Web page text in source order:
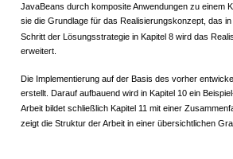
JavaBeans durch komposite Anwendungen zu einem
sie die Grundlage für das Realisierungskonzept, das
Schritt der Lösungsstrategie in Kapitel 8 wird das
erweitert.
Die Implementierung auf der Basis des vorher
erstellt. Darauf aufbauend wird in Kapitel 10 ein
Arbeit bildet schließlich Kapitel 11 mit einer
zeigt die Struktur der Arbeit in einer übersichtlichen